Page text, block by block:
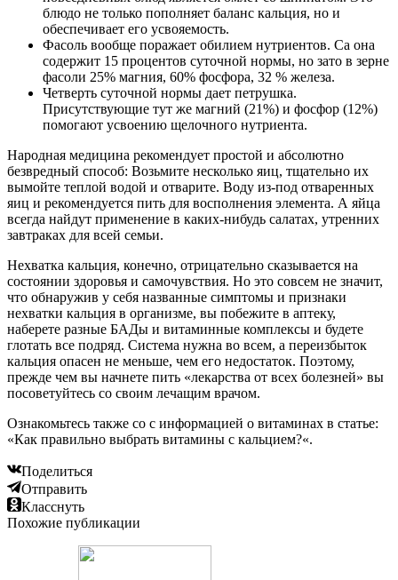
блюдо не только пополняет баланс кальция, но и
обеспечивает его усвояемость.
Фасоль вообще поражает обилием нутриентов. Ca она
содержит 15 процентов суточной нормы, но зато в зерне
фасоли 25% магния, 60% фосфора, 32 % железа.
Четверть суточной нормы дает петрушка.
Присутствующие тут же магний (21%) и фосфор (12%)
помогают усвоению щелочного нутриента.
Народная медицина рекомендует простой и абсолютно
безвредный способ: Возьмите несколько яиц, тщательно их
вымойте теплой водой и отварите. Воду из-под отваренных
яиц и рекомендуется пить для восполнения элемента. А яйца
всегда найдут применение в каких-нибудь салатах, утренних
завтраках для всей семьи.
Нехватка кальция, конечно, отрицательно сказывается на
состоянии здоровья и самочувствия. Но это совсем не значит,
что обнаружив у себя названные симптомы и признаки
нехватки кальция в организме, вы побежите в аптеку,
наберете разные БАДы и витаминные комплексы и будете
глотать все подряд. Система нужна во всем, а переизбыток
кальция опасен не меньше, чем его недостаток. Поэтому,
прежде чем вы начнете пить «лекарства от всех болезней» вы
посоветуйтесь со своим лечащим врачом.
Ознакомьтесь также со с информацией о витаминах в статье:
«Как правильно выбрать витамины с кальцием?«.
Поделиться
Отправить
Класснуть
Похожие публикации